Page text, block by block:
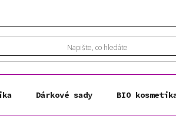
Dárkové sady BIO